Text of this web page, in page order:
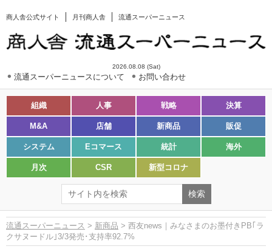
商人舎公式サイト 月刊商人舎 流通スーパーニュース
2026.08.08 (Sat)
流通スーパーニュースについて お問い合わせ
組織 人事 戦略 決算
M&A 店舗 新商品 販促
システム Eコマース 統計 海外
月次 CSR 新型コロナ
流通スーパーニュース > 新商品 > 西友news｜みなさまのお墨付きPB｢ラ
クサヌードル｣3/3発売･支持率92.7%